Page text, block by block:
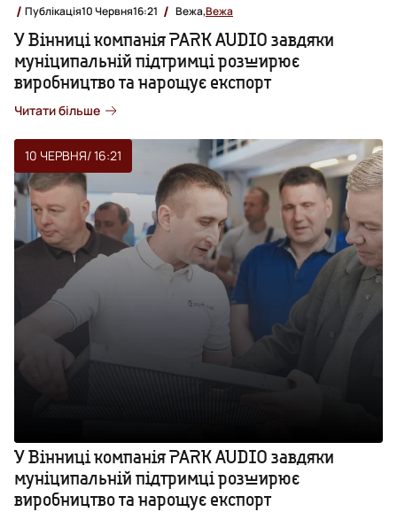
Публікація10 Червня16:21 Вежа,Вежа
У Вінниці компанія PARK AUDIO завдяки
муніципальній підтримці розширює
виробництво та нарощує експорт
Читати більше
10 ЧЕРВНЯ/ 16:21
У Вінниці компанія PARK AUDIO завдяки
муніципальній підтримці розширює
виробництво та нарощує експорт